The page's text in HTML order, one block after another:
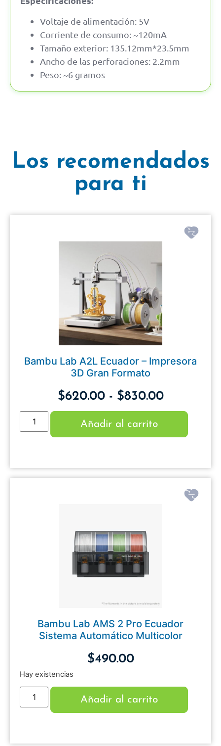
Voltaje de alimentación: 5V
Corriente de consumo: ~120mA
Tamaño exterior: 135.12mm*23.5mm
Ancho de las perforaciones: 2.2mm
Peso: ~6 gramos
Los recomendados
para ti
Bambu Lab A2L Ecuador – Impresora
3D Gran Formato
$620.00 - $830.00
Añadir al carrito
Bambu Lab AMS 2 Pro Ecuador
Sistema Automático Multicolor
$490.00
Hay existencias
Añadir al carrito